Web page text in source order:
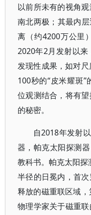
以前所未有的视角
南北两极；其最内
离（约4200万公里
2020年2月发射以
发现性成果，如对
100秒的“皮米耀斑
位观测结合，将有
的秘密。
自2018年发射
器，帕克太阳探测
教科书。帕克太阳
半径的日冕内，首
释放的磁重联区域
物理学家关于磁重